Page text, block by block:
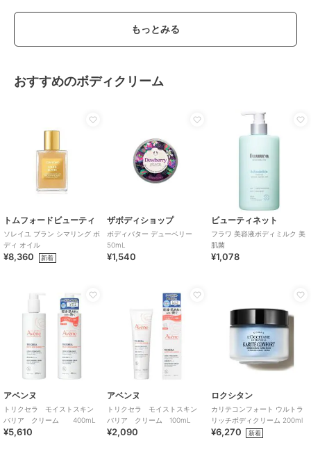
もっとみる
おすすめのボディクリーム
トムフォードビューティ
ソレイユ ブラン シマリング ボ
ディ オイル
¥8,360 新着
ザボディショップ
ボディバター デューベリー
50mL
¥1,540
ビューティネット
フラワ 美容液ボディミルク 美
肌菌
¥1,078
アベンヌ
トリクセラ モイストスキン
バリア クリーム 400mL
¥5,610
アベンヌ
トリクセラ モイストスキン
バリア クリーム 100mL
¥2,090
ロクシタン
カリテコンフォート ウルトラ
リッチボディクリーム 200ml
¥6,270 新着